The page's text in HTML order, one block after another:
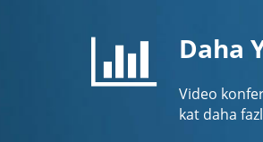
Daha
Video
kat daha